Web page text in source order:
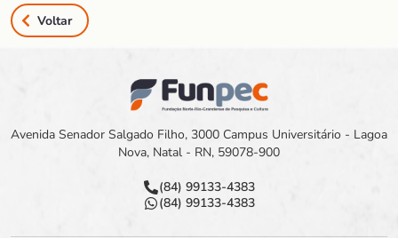
Voltar
Avenida Senador Salgado Filho, 3000 Campus Universitário - Lagoa
Nova, Natal - RN, 59078-900
(84) 99133-4383
(84) 99133-4383